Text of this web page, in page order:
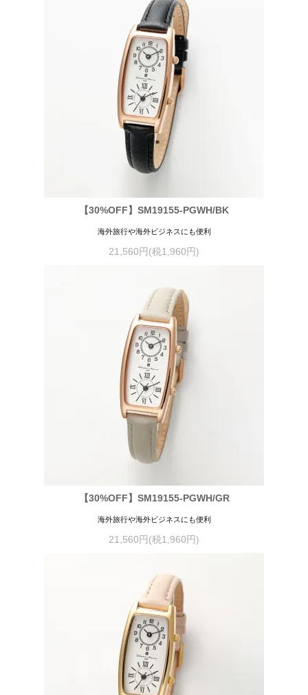
【30%OFF】SM19155-PGWH/BK
海外旅行や海外ビジネスにも便利
21,560円(税1,960円)
【30%OFF】SM19155-PGWH/GR
海外旅行や海外ビジネスにも便利
21,560円(税1,960円)